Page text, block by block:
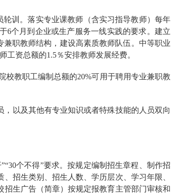
训。落实专业课教师（含实习指导教师）每年
6个月到企业或生产服务一线实践的要求。建立
职教师结构，建设高素质教师队伍。中等职业
资总额的1.5％安排教师发展经费。
教职工编制总额的20%可用于聘用专业兼职教
以及其他有专业知识或者特殊技能的人员双向
个不得”要求。按规定编制招生章程、制作招
招生类别、招生人数、学历层次、学习年限、
生广告（简章）按规定报教育主管部门审核和